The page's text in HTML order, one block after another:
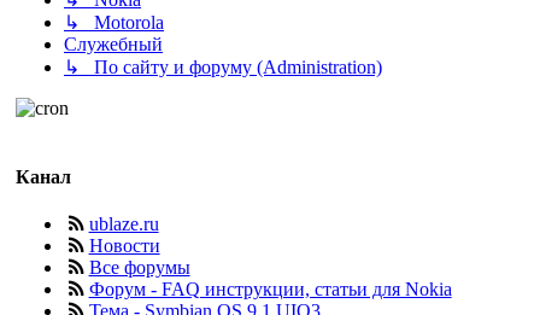
↳ Motorola
Служебный
↳ По сайту и форуму (Administration)
Канал
ublaze.ru
Новости
Все форумы
Форум - FAQ инструкции, статьи для Nokia